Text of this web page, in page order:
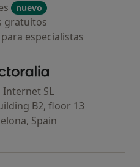
nuevo
gratuitos
especialistas
Doctoralia - Página de inicio
SL
B2, floor 13
Spain